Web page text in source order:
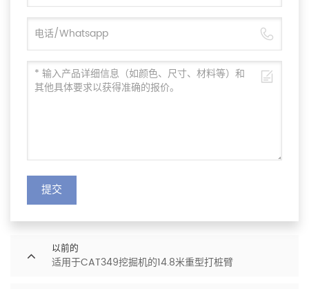
提交
以前的
适用于CAT349挖掘机的14.8米重型打桩臂